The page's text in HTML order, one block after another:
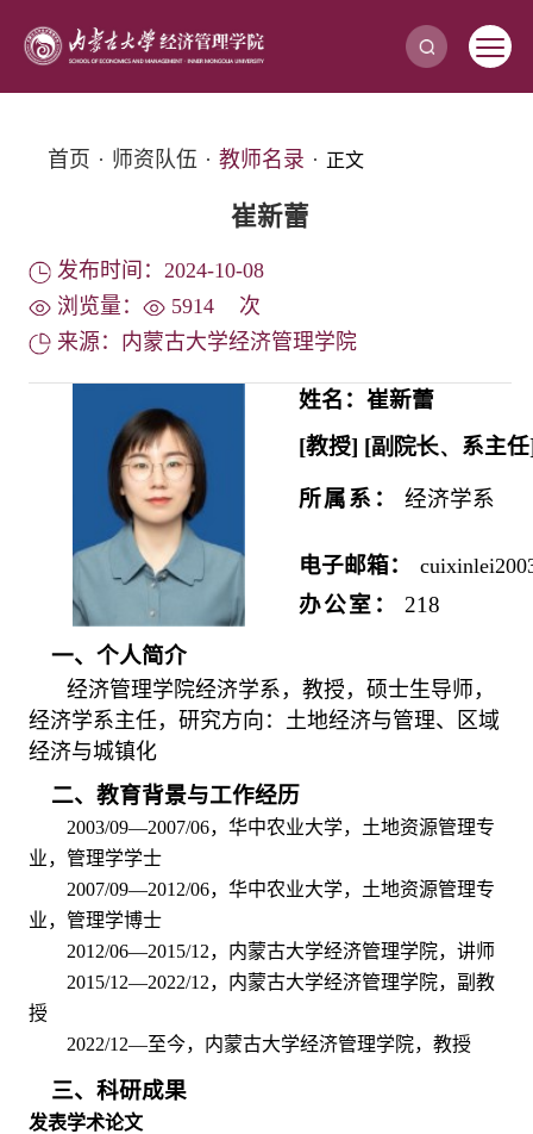
首页 · 师资队伍 · 教师名录 · 正文
崔新蕾
发布时间：2024-10-08
浏览量：
5914
次
来源：内蒙古大学经济管理学院
姓名：崔新蕾
[教授] [副院长、 系主任
所属系： 经济学系
电子邮箱：
办公室： 218
一、个人简介
经济管理学院经济学系，教授，硕士生导师，
经济学系主任，研究方向：土地经济与管理、区域
经济与城镇化
二、教育背景与工作经历
2003/09—2007/06，华中农业大学，土地资源管理专
业，管理学学士
2007/09—2012/06，华中农业大学，土地资源管理专
业，管理学博士
2012/06—2015/12，内蒙古大学经济管理学院，讲师
2015/12—2022/12，内蒙古大学经济管理学院，副教
授
2022/12—至今，内蒙古大学经济管理学院，教授
三、科研成果
发表学术论文